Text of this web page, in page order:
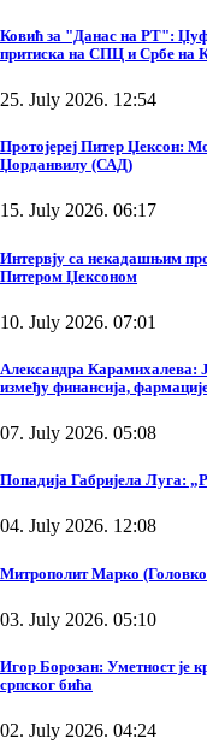
Ковић за "Данас на РТ":
притиска на СПЦ и Србе на
25. July 2026. 12:54
Протојереј Питер Џексон:
Џорданвилу (САД)
15. July 2026. 06:17
Интервју са некадашњим
Питером Џексоном
10. July 2026. 07:01
Александра Карамихалева:
између финансија,
07. July 2026. 05:08
Попадија Габријела Луга:
04. July 2026. 12:08
Митрополит Марко
03. July 2026. 05:10
Игор Борозан: Уметност је
српског бића
02. July 2026. 04:24